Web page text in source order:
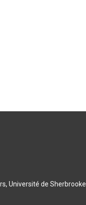
Université de Sherbrooke